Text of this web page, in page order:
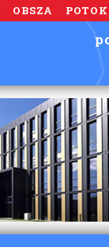
OBSZA